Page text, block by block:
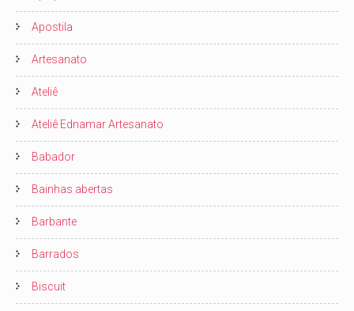
Apostila
Artesanato
Ateliê
Ateliê Ednamar Artesanato
Babador
Bainhas abertas
Barbante
Barrados
Biscuit